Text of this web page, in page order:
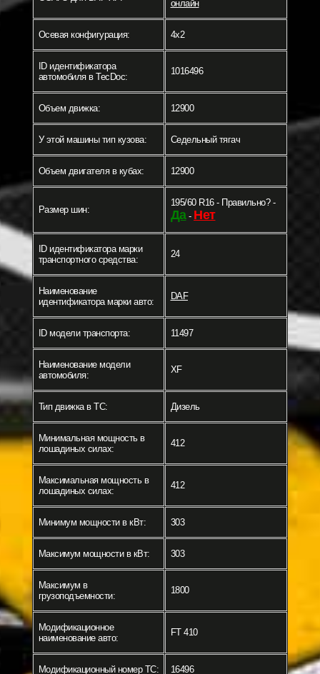
онлайн
Осевая конфигурация: 4x2
ID идентификатора
автомобиля в TecDoc:
1016496
Объем движка: 12900
У этой машины тип кузова: Седельный тягач
Объем двигателя в кубах: 12900
Размер шин:
195/60 R16 - Правильно? -
Да- Нет
ID идентификатора марки
транспортного средства:
24
Наименование
идентификатора марки авто:
DAF
ID модели транспорта: 11497
Наименование модели
автомобиля:
XF
Тип движка в ТС: Дизель
Минимальная мощность в
лошадиных силах:
412
Максимальная мощность в
лошадиных силах:
412
Минимум мощности в кВт: 303
Максимум мощности в кВт: 303
Максимум в
грузоподъемности:
1800
Модификационное
наименование авто:
FT 410
Модификационный номер ТС: 16496